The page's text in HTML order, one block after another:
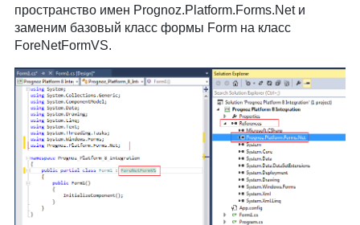
пространство имен Prognoz.Platform.Forms.Net и
заменим базовый класс формы Form на класс
ForeNetFormVS.